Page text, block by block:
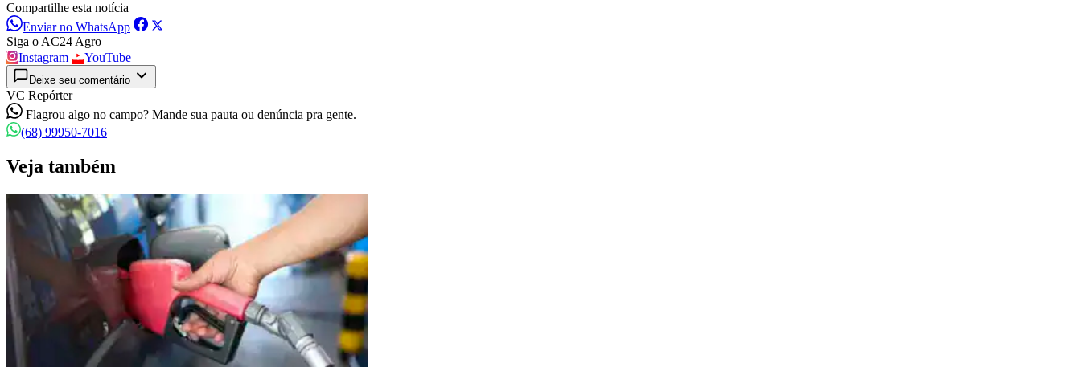
Compartilhe esta notícia
Enviar no WhatsApp
Siga o AC24 Agro
Instagram
YouTube
Deixe seu comentário
VC Repórter
Flagrou algo no campo? Mande sua pauta ou denúncia pra gente.
(68) 99950-7016
Veja também